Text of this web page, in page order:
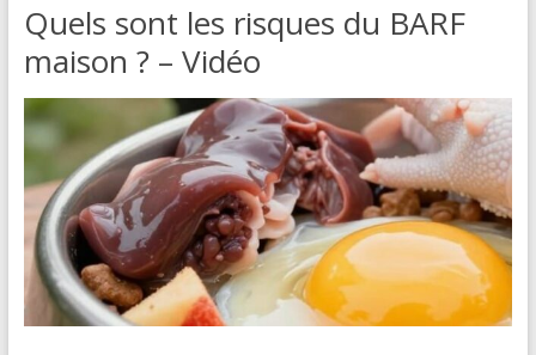
Quels sont les risques du BARF
maison ? – Vidéo